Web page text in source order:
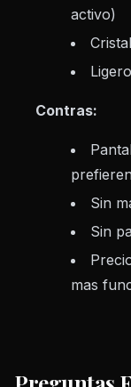
activo)
Contras:
Sin
Sin
mas